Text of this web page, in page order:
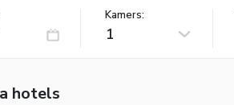
Kamers:
1
hotels